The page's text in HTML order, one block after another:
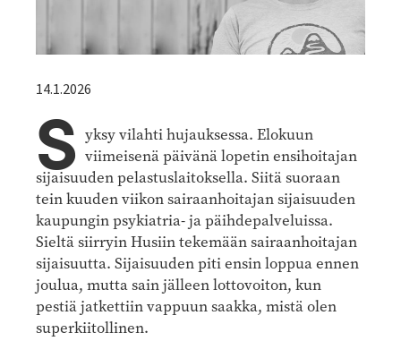
14.1.2026
S yksy vilahti hujauksessa. Elokuun
viimeisenä päivänä lopetin ensihoitajan
sijaisuuden pelastuslaitoksella. Siitä suoraan
tein kuuden viikon sairaanhoitajan sijaisuuden
kaupungin psykiatria- ja päihdepalveluissa.
Sieltä siirryin Husiin tekemään sairaanhoitajan
sijaisuutta. Sijaisuuden piti ensin loppua ennen
joulua, mutta sain jälleen lottovoiton, kun
pestiä jatkettiin vappuun saakka, mistä olen
superkiitollinen.